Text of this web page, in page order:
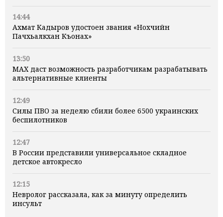
14:44
Ахмат Кадыров удостоен звания «Нохчийн
Пачхьалкхан Къонах»
13:50
MAX даст возможность разработчикам разрабатывать
альтернативные клиенты
12:49
Силы ПВО за неделю сбили более 6500 украинских
беспилотников
12:47
В России представили универсальное складное
детское автокресло
12:15
Невролог рассказала, как за минуту определить
инсульт